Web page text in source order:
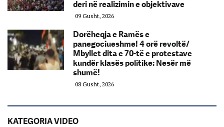
deri në realizimin e objektivave
09 Gusht, 2026
Dorëheqja e Ramës e
panegociueshme! 4 orë revoltë/
Mbyllet dita e 70-të e protestave
kundër klasës politike: Nesër më
shumë!
08 Gusht, 2026
KATEGORIA VIDEO